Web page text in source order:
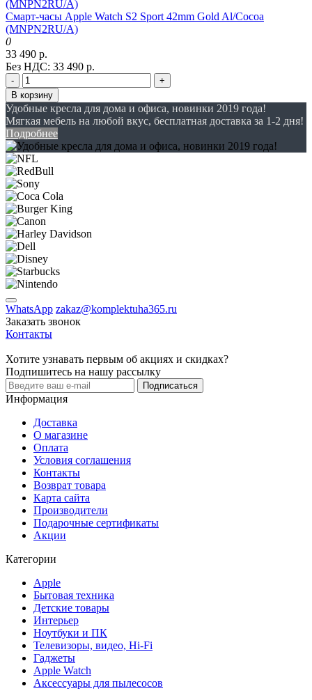
Смарт-часы Apple Watch S2 Sport 42mm Gold Al/Cocoa
(MNPN2RU/A)
0
33 490 р.
Без НДС: 33 490 р.
-
+
В корзину
Удобные кресла для дома и офиса, новинки 2019 года!
Мягкая мебель на любой вкус, бесплатная доставка за 1-2 дня!
Подробнее
WhatsApp zakaz@komplektuha365.ru
Заказать звонок
Контакты
Хотите узнавать первым об акциях и скидках?
Подпишитесь на нашу рассылку
Подписаться
Информация
Доставка
О магазине
Оплата
Условия соглашения
Контакты
Возврат товара
Карта сайта
Производители
Подарочные сертификаты
Акции
Категории
Apple
Бытовая техника
Детские товары
Интерьер
Ноутбуки и ПК
Телевизоры, видео, Hi-Fi
Гаджеты
Apple Watch
Аксессуары для пылесосов